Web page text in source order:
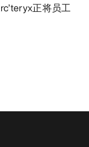
正将员工